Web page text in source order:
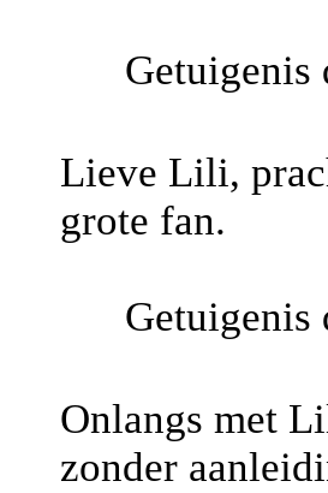
Getuigenis
Lieve Lili,
grote fan.
Getuigenis
Onlangs met
zonder